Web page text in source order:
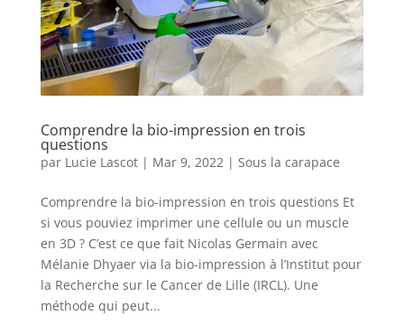
Comprendre la bio-impression en trois
questions
par Lucie Lascot| Mar 9, 2022 | Sous la carapace
Comprendre la bio-impression en trois questions Et
si vous pouviez imprimer une cellule ou un muscle
en 3D ? C’est ce que fait Nicolas Germain avec
Mélanie Dhyaer via la bio-impression à l’Institut pour
la Recherche sur le Cancer de Lille (IRCL). Une
méthode qui peut...